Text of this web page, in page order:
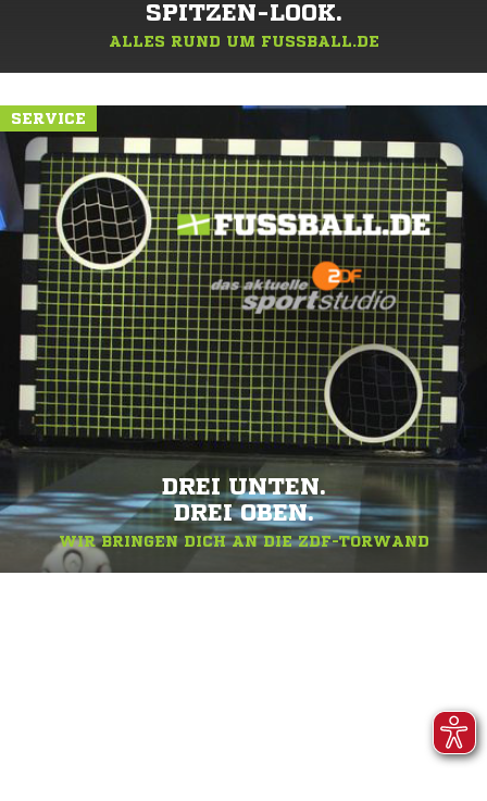
SPITZEN-LOOK.
ALLES RUND UM FUSSBALL.DE
SERVICE
DREI UNTEN.
DREI OBEN.
WIR BRINGEN DICH AN DIE ZDF-TORWAND